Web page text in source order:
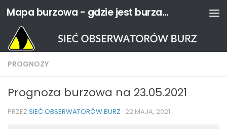
Przejdź do treści Mapa burzowa - gdzie jest burza? | Sieć Obserwatorów Burz
PROGNOZY
Prognoza burzowa na 23.05.2021
PRZEZ SIEĆ OBSERWATORÓW BURZ · 22 MAJA, 2021